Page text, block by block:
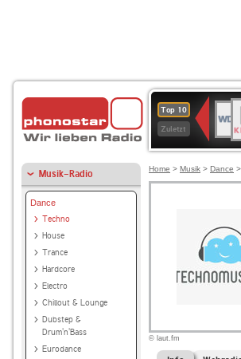
Top 10
Zuletzt
4
Musik-Radio
Dance
Techno
House
Trance
Hardcore
Electro
Chillout & Lounge
Dubstep &
Drum'n'Bass
Eurodance
Home > Musik > Dance >
© laut.fm